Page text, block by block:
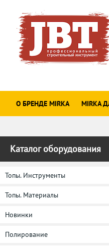
О БРЕНДЕ MIRKA MIRKA
Каталог оборудования
Топы. Инструменты
Топы. Материалы
Новинки
Полирование